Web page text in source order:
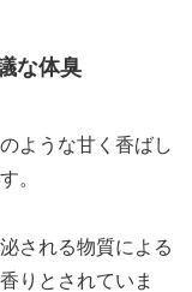
な体臭
ような甘く香ばし
。
される物質による
りとされていま